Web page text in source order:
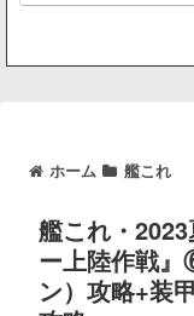
ホーム 艦これ
艦これ・
ー上陸作戦
ン）攻略+装